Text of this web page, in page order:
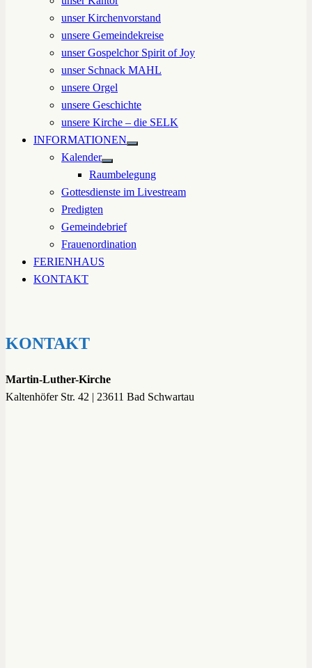
unser Kirchenvorstand
unsere Gemeindekreise
unser Gospelchor Spirit of Joy
unser Schnack MAHL
unsere Orgel
unsere Geschichte
unsere Kirche – die SELK
INFORMATIONEN
Kalender
anzeigen
Raumbelegung
Gottesdienste im Livestream
Predigten
Gemeindebrief
Frauenordination
FERIENHAUS
KONTAKT
KONTAKT
Martin-Luther-Kirche
Kaltenhöfer Str. 42 | 23611 Bad Schwartau